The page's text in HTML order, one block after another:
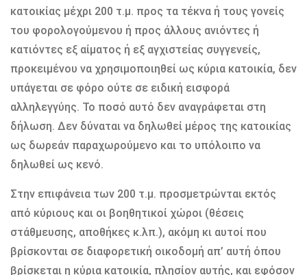
κατοικίας μέχρι 200 τ.μ. προς τα τέκνα ή τους γονείς
του φορολογούμενου ή προς άλλους ανιόντες ή
κατιόντες εξ αίματος ή εξ αγχιστείας συγγενείς,
προκειμένου να χρησιμοποιηθεί ως κύρια κατοικία, δεν
υπάγεται σε φόρο ούτε σε ειδική εισφορά
αλληλεγγύης. Το ποσό αυτό δεν αναγράφεται στη
δήλωση. Δεν δύναται να δηλωθεί μέρος της κατοικίας
ως δωρεάν παραχωρούμενο και το υπόλοιπο να
δηλωθεί ως κενό.
Στην επιφάνεια των 200 τ.μ. προσμετρώνται εκτός
από κύριους και οι βοηθητικοί χώροι (θέσεις
στάθμευσης, αποθήκες κ.λπ.), ακόμη κι αυτοί που
βρίσκονται σε διαφορετική οικοδομή απ’ αυτή όπου
βρίσκεται η κύρια κατοικία, πλησίον αυτής, και εφόσον